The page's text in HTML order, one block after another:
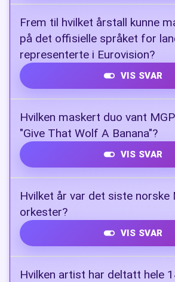
Frem til hvilket årstall kunne
på det offisielle språket for
representerte i Eurovision?
VIS SVAR
Hvilken maskert duo vant
"Give That Wolf A Banana"?
VIS SVAR
Subwoolfer
Hvilket år var det siste norske
orkester?
VIS SVAR
Hvilken artist har deltatt hele